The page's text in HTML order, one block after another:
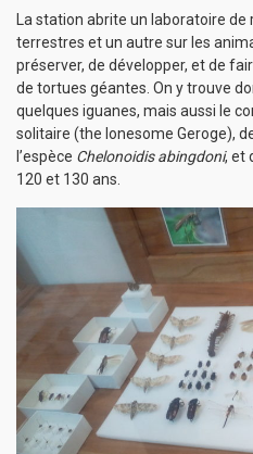
La station abrite un laboratoire
terrestres et un autre sur les
préserver, de développer, et de
de tortues géantes. On y trouve
quelques iguanes, mais aussi le
solitaire (the lonesome Geroge),
l’espèce Chelonoidis abingdoni, et
120 et 130 ans.